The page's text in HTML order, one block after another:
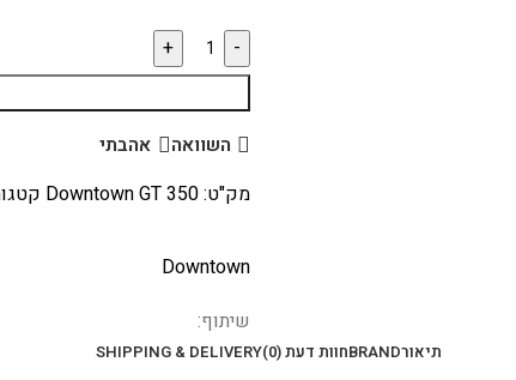
השוואה
אהבתי
מק"ט:Downtown GT 350
Downtown
שיתוף:
תיאורBRANDחוות דעת (0) SHIPPING & DELIVERY